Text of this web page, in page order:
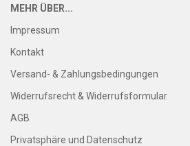
MEHR ÜBER...
Impressum
Kontakt
Versand- & Zahlungsbedingungen
Widerrufsrecht & Widerrufsformular
AGB
Privatsphäre und Datenschutz